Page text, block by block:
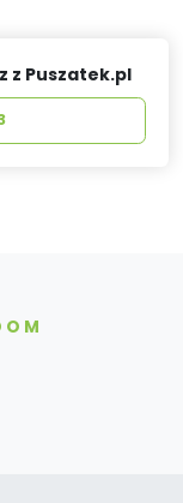
z Puszatek.pl